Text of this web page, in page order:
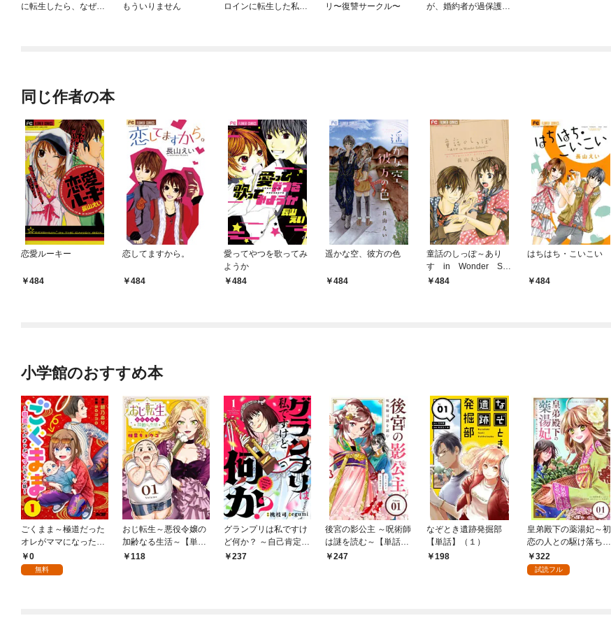
に転生したら、なぜか
もういりません
ロインに転生した私、
リ〜復讐サークル〜
が、婚約者が過保護す
同じ作者の本
恋愛ルーキー
484
恋してますから。
484
愛ってやつを歌ってみ
ようか
484
遥かな空、彼方の色
484
童話のしっぽ～あり
す in Wonder Sch
ool～
484
はちはち・こいこい
484
小学館のおすすめ本
ごくまま～極道だった
オレがママになった話
～【単話】（１）
0
無料
おじ転生～悪役令嬢の
加齢なる生活～【単
話】（１）
118
グランプリは私ですけ
ど何か？ ～自己肯定モ
ンスターのミスコン無
237
後宮の影公主 ～呪術師
は謎を読む～【単話】
（１）
247
なぞとき遺跡発掘部
【単話】（１）
198
皇弟殿下の薬湯妃～初
恋の人との駆け落ち先
は後宮でした～【単
話】（１）
322
試読フル